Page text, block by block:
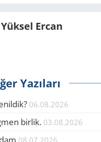
Yüksel Ercan
Yazıları
06.08.2026
birlik. 03.08.2026
08.07.2026